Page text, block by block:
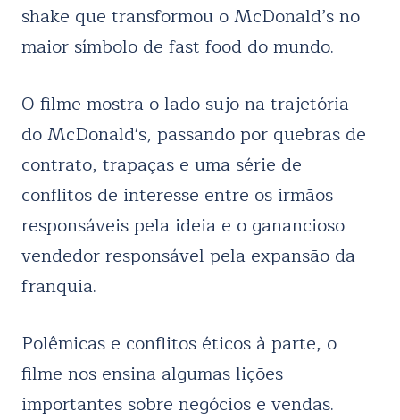
shake que transformou o McDonald’s no
maior símbolo de fast food do mundo.
O filme mostra o lado sujo na trajetória
do McDonald's, passando por quebras de
contrato, trapaças e uma série de
conflitos de interesse entre os irmãos
responsáveis pela ideia e o ganancioso
vendedor responsável pela expansão da
franquia.
Polêmicas e conflitos éticos à parte, o
filme nos ensina algumas lições
importantes sobre negócios e vendas.